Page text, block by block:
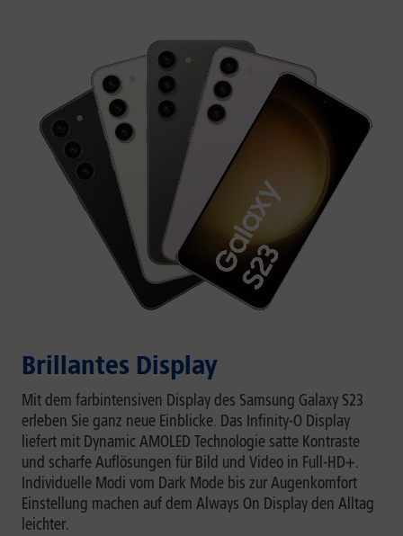
Brillantes Display
Mit dem farbintensiven Display des Samsung Galaxy S23
erleben Sie ganz neue Einblicke. Das Infinity-O Display
liefert mit Dynamic AMOLED Technologie satte Kontraste
und scharfe Auflösungen für Bild und Video in Full-HD+.
Individuelle Modi vom Dark Mode bis zur Augenkomfort
Einstellung machen auf dem Always On Display den Alltag
leichter.